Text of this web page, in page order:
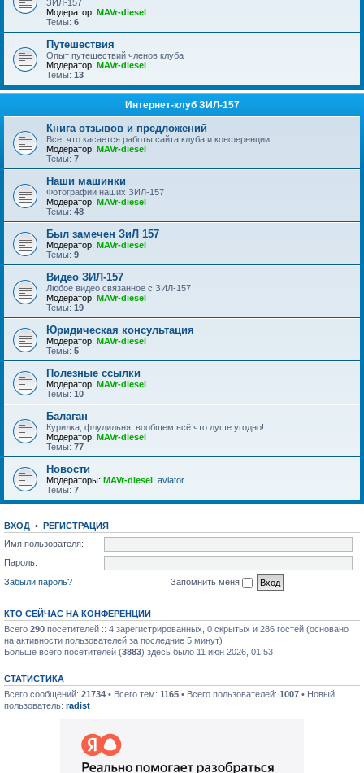
ЗИЛ-157
Модератор: MAVr-diesel
Темы: 6
Путешествия
Опыт путешествий членов клуба
Модератор: MAVr-diesel
Темы: 13
Интернет-клуб ЗИЛ-157
Книга отзывов и предложений
Все, что касается работы сайта клуба и конференции
Модератор: MAVr-diesel
Темы: 7
Наши машинки
Фотографии наших ЗИЛ-157
Модератор: MAVr-diesel
Темы: 48
Был замечен ЗиЛ 157
Модератор: MAVr-diesel
Темы: 9
Видео ЗИЛ-157
Любое видео связанное с ЗИЛ-157
Модератор: MAVr-diesel
Темы: 19
Юридическая консультация
Модератор: MAVr-diesel
Темы: 5
Полезные ссылки
Модератор: MAVr-diesel
Темы: 10
Балаган
Курилка, флудильня, вообщем всё что душе угодно!
Модератор: MAVr-diesel
Темы: 77
Новости
Модераторы: MAVr-diesel aviator
Темы: 7
ВХОД • РЕГИСТРАЦИЯ
Имя пользователя:
Пароль:
Забыли пароль?
Запомнить меня
КТО СЕЙЧАС НА КОНФЕРЕНЦИИ
Всего 290 посетителей :: 4 зарегистрированных, 0 скрытых и 286 гостей (основано
на активности пользователей за последние 5 минут)
Больше всего посетителей (3883) здесь было 11 июн 2026, 01:53
СТАТИСТИКА
Всего сообщений: 21734 • Всего тем: 1165 • Всего пользователей: 1007 • Новый
пользователь: radist